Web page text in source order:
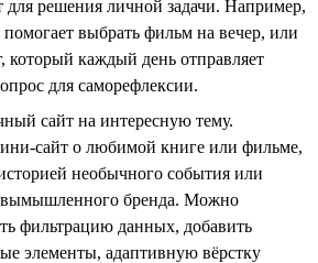
для решения личной задачи. Например,
выбрать фильм на вечер, или
который каждый день отправляет
для саморефлексии.
сайт на интересную тему.
сайт о любимой книге или фильме,
необычного события или
вымышленного бренда. Можно
фильтрацию данных, добавить
элементы, адаптивную вёрстку